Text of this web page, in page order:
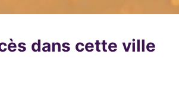
dans cette ville